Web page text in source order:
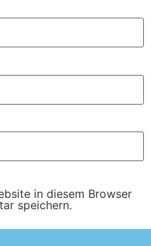
in diesem Browser
speichern.